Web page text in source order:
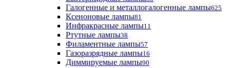
Галогенные и металлогалогенные лампы625
Ксеноновые лампы81
Инфракрасные лампы11
Ртутные лампы38
Филаментные лампы57
Газоразрядные лампы16
Диммируемые лампы90